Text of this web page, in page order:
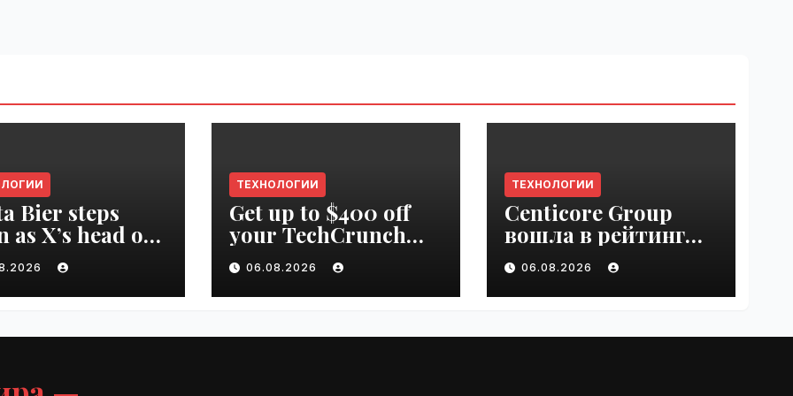
Bier steps
as X’s head of
| VseTime.ru
ТЕХНОЛОГИИ
Get up to $400 off
your TechCrunch
Disrupt 2026 pass
until Friday |
VseTime.ru
06.08.2026
ТЕХНОЛОГИИ
Centicore Group
вошла в рейтинг
«CNews500:
Крупнейшие ИТ-
компании России» |
06.08.2026